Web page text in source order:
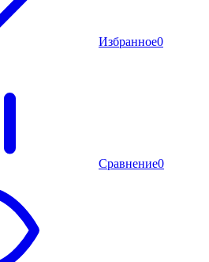
Избранное0
Сравнение0